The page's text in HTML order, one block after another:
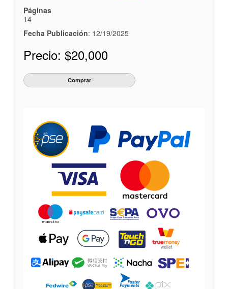
Páginas
14
Fecha Publicación: 12/19/2025
Precio: $20,000